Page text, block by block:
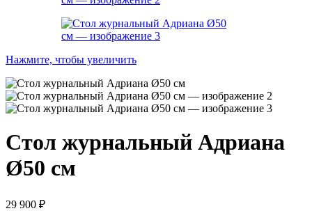
Нажмите, чтобы увеличить
Стол журнальный Адриана
Ø50 см
29 900 ₽